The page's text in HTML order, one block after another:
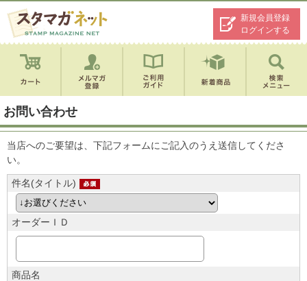
新規会員登録
ログインする
お問い合わせ
当店へのご要望は、下記フォームにご記入のうえ送信してくださ
い。
件名(タイトル)
オーダーＩＤ
商品名